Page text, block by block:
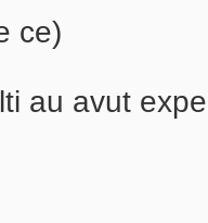
ce)
au avut